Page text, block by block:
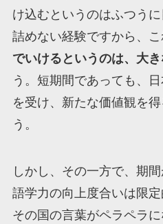
け込むというのはふつう
詰めない経験ですから、
でいけるというのは、大き
う。短期間であっても、
を受け、新たな価値観を
う。
しかし、その一方で、期
語学力の向上度合いは限
その国の言葉がペラペラ